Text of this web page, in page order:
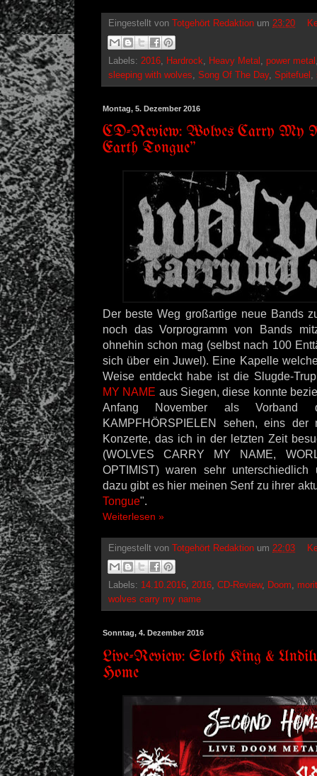
Eingestellt von Totgehört Redaktion um 23:20
Labels: 2016 Hardrock Heavy Metal power metal
sleeping with wolves Song Of The Day, Spitefuel
Montag, 5. Dezember 2016
CD-Review: Wolves Carry My
Earth Tongue"
Der beste Weg großartige neue Bands
noch das Vorprogramm von Bands
ohnehin schon mag (selbst nach 100
sich über ein Juwel). Eine Kapelle
Weise entdeckt habe ist die Slugde-
MY NAME aus Siegen, diese konnte
Anfang November als Vorband
KAMPFHÖRSPIELEN sehen, eins der
Konzerte, das ich in der letzten Zeit
(WOLVES CARRY MY NAME,
OPTIMIST) waren sehr unterschiedlich
dazu gibt es hier meinen Senf zu ihrer
Tongue".
Weiterlesen »
Eingestellt von Totgehört Redaktion um 22:03
Labels: 14.10.2016, 2016, CD-Review, Doom,
wolves carry my name
Sonntag, 4. Dezember 2016
Live-Review: Sloth King &
Home